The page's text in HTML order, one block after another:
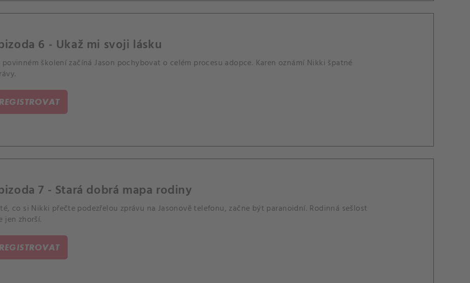
6 - Ukaž mi svoji lásku
povinném školení začíná Jason pochybovat o celém procesu adopce. Karen oznámí Nikki špatné
REGISTROVAT
7 - Stará dobrá mapa rodiny
co si Nikki přečte podezřelou zprávu na Jasonově telefonu, začne být paranoidní. Rodinná sešlost
jen zhorší.
REGISTROVAT